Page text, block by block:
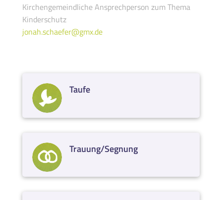
Kirchengemeindliche Ansprechperson zum Thema
Kinderschutz
jonah.schaefer@gmx.de
Taufe
Trauung/Segnung